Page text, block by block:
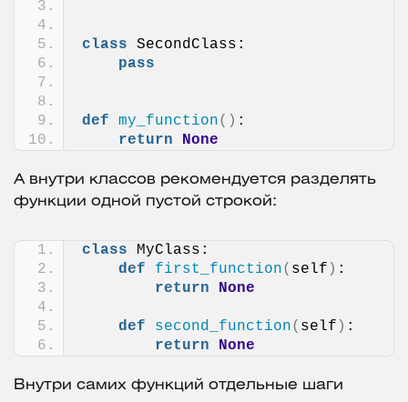
class SecondClass:
pass
def my_function() :
return
None
А внутри классов рекомендуется разделять
функции одной пустой строкой:
class MyClass:
def
first_function( self ) :
return
None
def second_function( self ) :
return
None
Внутри самих функций отдельные шаги